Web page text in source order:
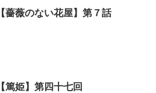
【薔薇のない花屋】第７話
【篤姫】第四十七回